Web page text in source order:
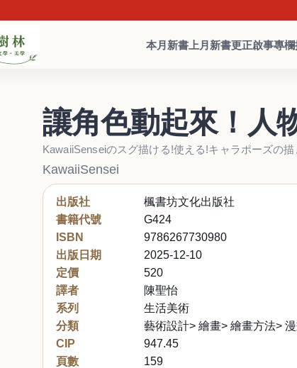
本月新書 上月新書更正啟事專
讓角色動起來！人
KawaiiSenseiのスグ描ける!使える!キャラポーズの描
KawaiiSensei
出版社
楓書坊文化出版社
書籍代號
G424
ISBN
9786267730980
出版日期
2025-12-10
定價
520
譯者
陳聖怡
系列
生活美術
分類
藝術設計> 繪畫> 繪畫方法>
CIP
947.45
頁數
159